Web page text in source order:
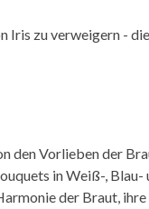
Iris zu verweigern - die
den Vorlieben der
in Weiß-, Blau-
der Braut, ihre